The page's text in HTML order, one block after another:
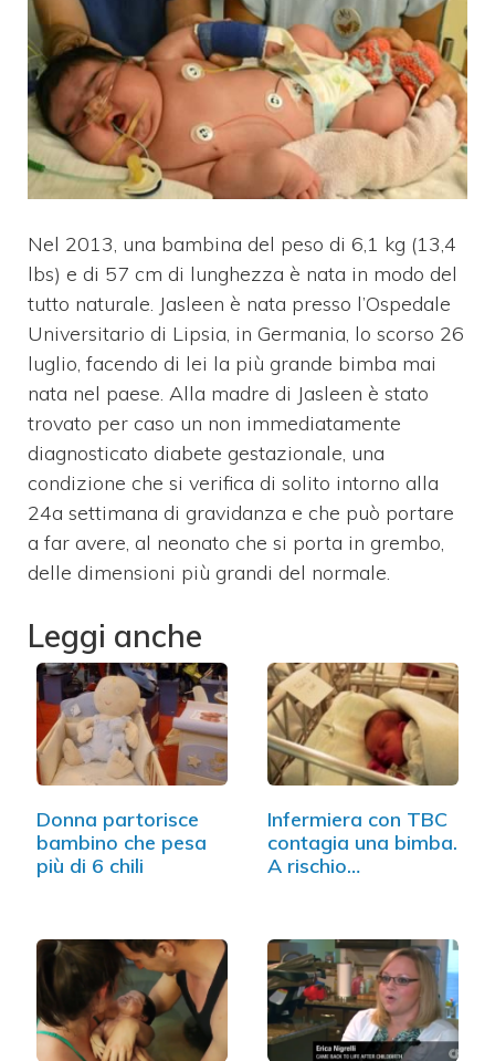
Nel 2013, una bambina del peso di 6,1 kg (13,4
lbs) e di 57 cm di lunghezza è nata in modo del
tutto naturale. Jasleen è nata presso l’Ospedale
Universitario di Lipsia, in Germania, lo scorso 26
luglio, facendo di lei la più grande bimba mai
nata nel paese. Alla madre di Jasleen è stato
trovato per caso un non immediatamente
diagnosticato diabete gestazionale, una
condizione che si verifica di solito intorno alla
24a settimana di gravidanza e che può portare
a far avere, al neonato che si porta in grembo,
delle dimensioni più grandi del normale.
Leggi anche
Donna partorisce
bambino che pesa
più di 6 chili
Infermiera con TBC
contagia una bimba.
A rischio…